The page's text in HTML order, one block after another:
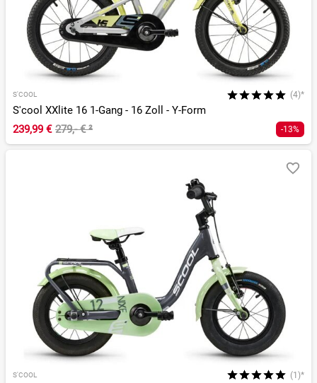
S'COOL (4)*
S'cool XXlite 16 1-Gang - 16 Zoll - Y-Form
239,99 € 279,- €² -13%
S'COOL (1)*